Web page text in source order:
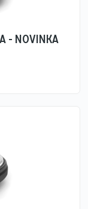
- NOVINKA